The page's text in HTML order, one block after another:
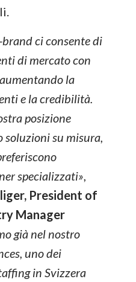
ci consente di
di mercato con
la
e la credibilità.
posizione
su misura,
specializzati»,
President of
Manager
già nel nostro
uno dei
in Svizzera